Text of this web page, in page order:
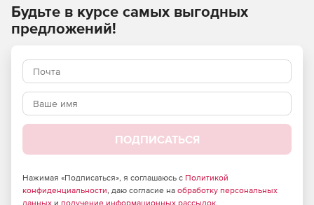
Автоматическое планирование маршрута с учетом
ограничений.
листов.
Автоматическая выгрузка заданий в АРМ экспедитора.
Контроль и корректировка выполнения заданий в
Другие аналитические отчеты.
Будьте в курсе самых выгодных
предложений!
ПОДПИСАТЬСЯ
Нажимая «Подписаться», я соглашаюсь с Политикой
конфиденциальности, даю согласие на обработку персональных
данных и получение информационных рассылок.